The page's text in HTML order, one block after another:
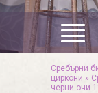
Сребърни
циркони »
черни очи